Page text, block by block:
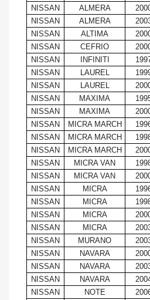
NISSAN
ALMERA
NISSAN
ALMERA
NISSAN
ALTIMA
NISSAN
CEFRIO
NISSAN
INFINITI
NISSAN
LAUREL
NISSAN
LAUREL
NISSAN
MAXIMA
NISSAN
MAXIMA
NISSAN
MICRA MARCH
NISSAN
MICRA MARCH
NISSAN
MICRA MARCH
NISSAN
MICRA VAN
NISSAN
MICRA VAN
NISSAN
MICRA
NISSAN
MICRA
NISSAN
MICRA
NISSAN
MICRA
NISSAN
MURANO
NISSAN
NAVARA
NISSAN
NAVARA
NISSAN
NAVARA
NISSAN
NOTE